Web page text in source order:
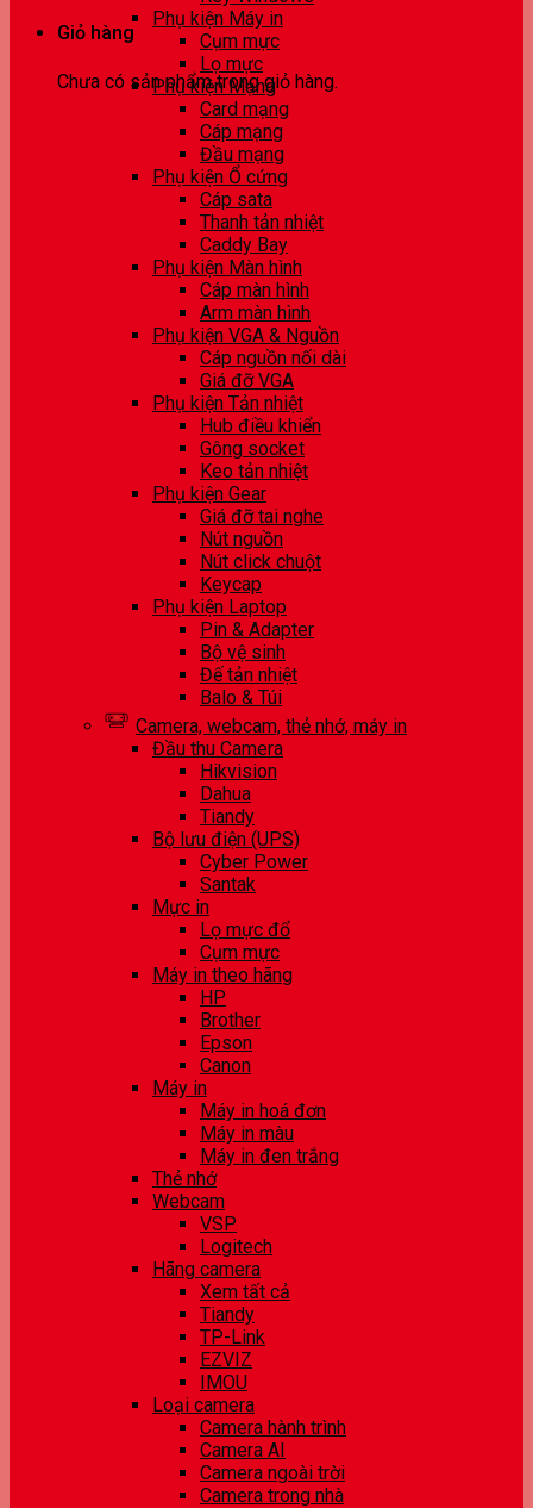
Giỏ hàng
Chưa có sản phẩm trong giỏ hàng.
Phụ kiện Máy in
Cụm mực
Lọ mực
Phụ kiện Mạng
Card mạng
Cáp mạng
Đầu mạng
Phụ kiện Ổ cứng
Cáp sata
Thanh tản nhiệt
Caddy Bay
Phụ kiện Màn hình
Cáp màn hình
Arm màn hình
Phụ kiện VGA & Nguồn
Cáp nguồn nối dài
Giá đỡ VGA
Phụ kiện Tản nhiệt
Hub điều khiển
Gông socket
Keo tản nhiệt
Phụ kiện Gear
Giá đỡ tai nghe
Nút nguồn
Nút click chuột
Keycap
Phụ kiện Laptop
Pin & Adapter
Bộ vệ sinh
Đế tản nhiệt
Balo & Túi
Camera, webcam, thẻ nhớ, máy in
Đầu thu Camera
Hikvision
Dahua
Tiandy
Bộ lưu điện (UPS)
Cyber Power
Santak
Mực in
Lọ mực đổ
Cụm mực
Máy in theo hãng
HP
Brother
Epson
Canon
Máy in
Máy in hoá đơn
Máy in màu
Máy in đen trắng
Thẻ nhớ
Webcam
VSP
Logitech
Hãng camera
Xem tất cả
Tiandy
TP-Link
EZVIZ
IMOU
Loại camera
Camera hành trình
Camera AI
Camera ngoài trời
Camera trong nhà